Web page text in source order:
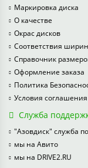
Маркировка диска
О качестве
Окрас дисков
Соответствия
Справочник
Оформление заказа
Политика
Условия соглашения
Служба
"Азовдиск" служба
мы на Авито
мы на DRIVE2.RU